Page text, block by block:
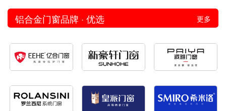
铝合金门窗品牌 · 优选 更多